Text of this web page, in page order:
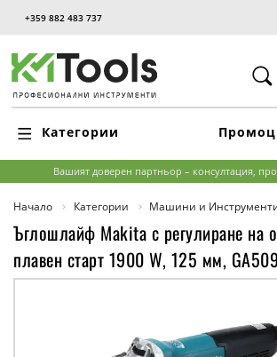
+359 882 483 737
Категории
Вашият доверен партньор – консултация,
Начало Категории Машини и
Ъглошлайф Makita с регулиране на
плавен старт 1900 W, 125 мм,